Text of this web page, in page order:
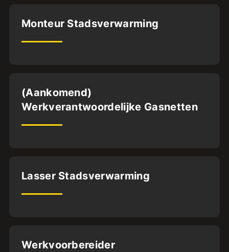
Almere
Monteur Stadsverwarming
Dordrecht
32 uur
(Aankomend)
Werkverantwoordelijke Gasnetten
Almere
Lasser Stadsverwarming
Elst
Werkvoorbereider